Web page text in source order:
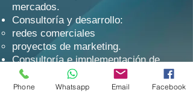
mercados.
Consultoría y desarrollo:
redes comerciales
proyectos de marketing.
Consultoría e implementación de
análisis e investigación de marketing
web.
Phone Whatsapp Email Facebook